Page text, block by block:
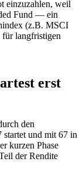
einzuzahlen, weil
Fund — ein
(z.B. MSCI
für langfristigen
erst
den
startet und mit 67 in
kurzen Phase
der Rendite